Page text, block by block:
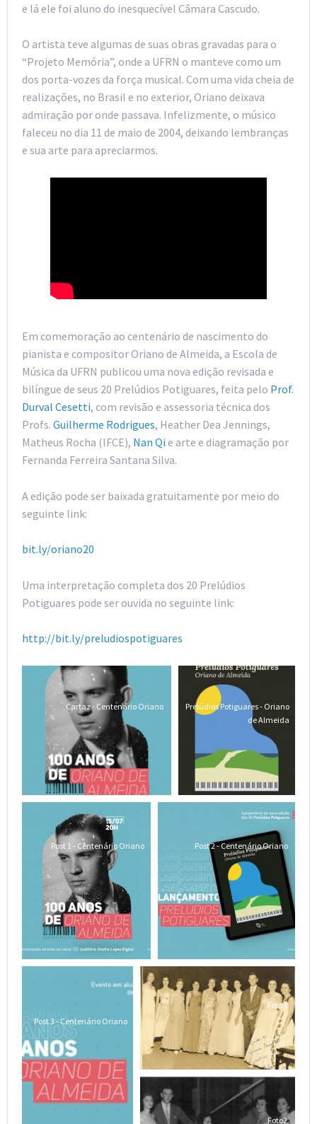
e lá ele foi aluno do inesquecível Câmara Cascudo.
O artista teve algumas de suas obras gravadas para o
“Projeto Memória”, onde a UFRN o manteve como um
dos porta-vozes da força musical. Com uma vida cheia de
realizações, no Brasil e no exterior, Oriano deixava
admiração por onde passava. Infelizmente, o músico
faleceu no dia 11 de maio de 2004, deixando lembranças
e sua arte para apreciarmos.
Em comemoração ao centenário de nascimento do
pianista e compositor Oriano de Almeida, a Escola de
Música da UFRN publicou uma nova edição revisada e
bilíngue de seus 20 Prelúdios Potiguares, feita pelo Prof.
Durval Cesetti, com revisão e assessoria técnica dos
Profs. Guilherme Rodrigues, Heather Dea Jennings,
Matheus Rocha (IFCE), Nan Qi e arte e diagramação por
Fernanda Ferreira Santana Silva.
A edição pode ser baixada gratuitamente por meio do
seguinte link:
bit.ly/oriano20
Uma interpretação completa dos 20 Prelúdios
Potiguares pode ser ouvida no seguinte link:
http://bit.ly/preludiospotiguares
Cartaz - Centenário Oriano
Prelúdios Potiguares - Oriano
de Almeida
Post 1 - Centenário Oriano Post 2 - Centenário Oriano
Post 3 - Centenário Oriano
Foto1
Foto2